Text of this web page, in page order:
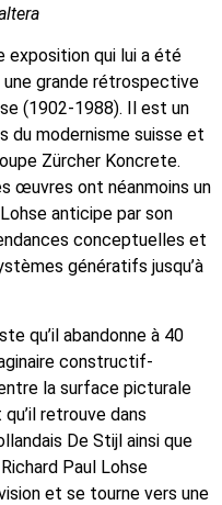
exposition qui lui a été
grande rétrospective
(1902-1988). Il est un
du modernisme suisse et
Zürcher Koncrete.
œuvres ont néanmoins un
anticipe par son
conceptuelles et
génératifs jusqu’à
qu’il abandonne à 40
constructif-
la surface picturale
retrouve dans
De Stijl ainsi que
Paul Lohse
et se tourne vers une